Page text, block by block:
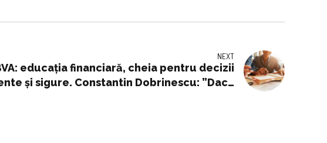
NEXT
educația financiară, cheia pentru decizii
și sigure. Constantin Dobrinescu: ”Dacă